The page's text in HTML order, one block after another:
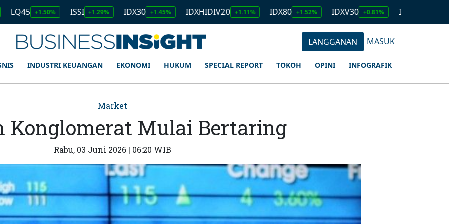
ISSI +1.29% IDX30 +1.45% IDXHIDIV20 +1.11% IDX80 +1.52% IDXV30 +0.81% IDXQ30 +1.23%
LANGGANAN MASUK
INDUSTRI KEUANGAN EKONOMI HUKUM SPECIAL REPORT TOKOH OPINI INFOGRAFIK
Market
Konglomerat Mulai Bertaring
Rabu, 03 Juni 2026 | 06:20 WIB